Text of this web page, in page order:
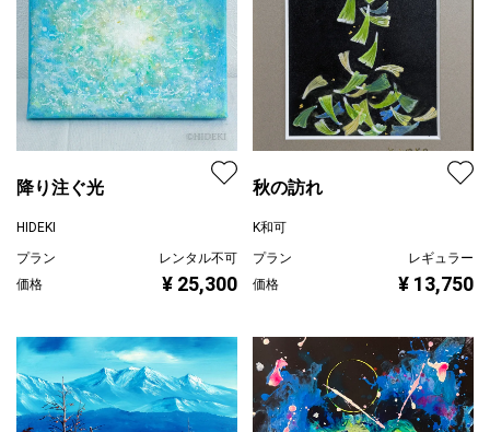
降り注ぐ光
HIDEKI
プラン
レンタル不可
価格
¥ 25,300
秋の訪れ
K和可
プラン
レギュラー
価格
¥ 13,750